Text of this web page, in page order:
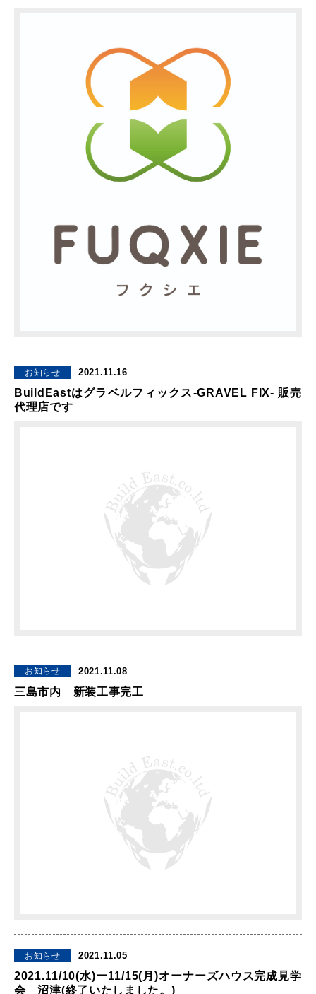
お知らせ 2021.11.16
BuildEastはグラベルフィックス-GRAVEL FIX- 販売
代理店です
お知らせ 2021.11.08
三島市内 新装工事完工
お知らせ 2021.11.05
2021.11/10(水)ー11/15(月)オーナーズハウス完成見学
会 沼津(終了いたしました。)